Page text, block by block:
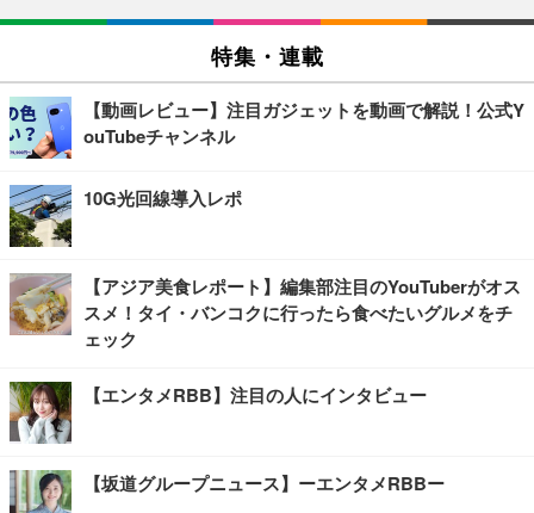
特集・連載
【動画レビュー】注目ガジェットを動画で解説！公式Y
ouTubeチャンネル
10G光回線導入レポ
【アジア美食レポート】編集部注目のYouTuberがオス
スメ！タイ・バンコクに行ったら食べたいグルメをチ
ェック
【エンタメRBB】注目の人にインタビュー
【坂道グループニュース】ーエンタメRBBー